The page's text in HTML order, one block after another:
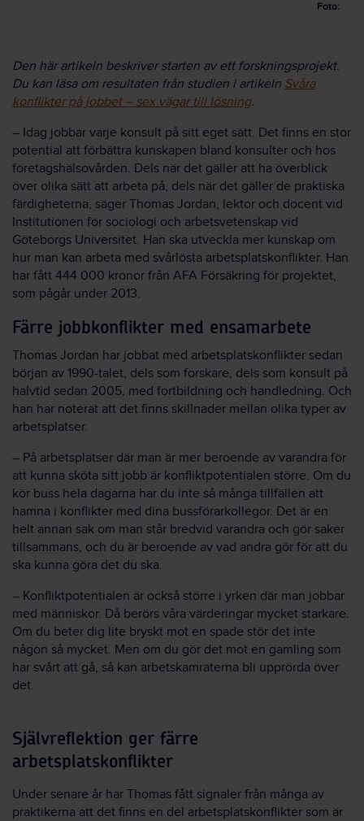
Foto:
Den här artikeln beskriver starten av ett forskningsprojekt.
Du kan läsa om resultaten från studien i artikeln Svåra
konflikter på jobbet – sex vägar till lösning.
– Idag jobbar varje konsult på sitt eget sätt. Det finns en stor
potential att förbättra kunskapen bland konsulter och hos
företagshälsovården. Dels när det gäller att ha överblick
över olika sätt att arbeta på, dels när det gäller de praktiska
färdigheterna, säger Thomas Jordan, lektor och docent vid
Institutionen för sociologi och arbetsvetenskap vid
Göteborgs Universitet. Han ska utveckla mer kunskap om
hur man kan arbeta med svårlösta arbetsplatskonflikter. Han
har fått 444 000 kronor från AFA Försäkring för projektet,
som pågår under 2013.
Färre jobbkonflikter med ensamarbete
Thomas Jordan har jobbat med arbetsplatskonflikter sedan
början av 1990-talet, dels som forskare, dels som konsult på
halvtid sedan 2005, med fortbildning och handledning. Och
han har noterat att det finns skillnader mellan olika typer av
arbetsplatser.
– På arbetsplatser där man är mer beroende av varandra för
att kunna sköta sitt jobb är konfliktpotentialen större. Om du
kör buss hela dagarna har du inte så många tillfällen att
hamna i konflikter med dina bussförarkollegor. Det är en
helt annan sak om man står bredvid varandra och gör saker
tillsammans, och du är beroende av vad andra gör för att du
ska kunna göra det du ska.
– Konfliktpotentialen är också större i yrken där man jobbar
med människor. Då berörs våra värderingar mycket starkare.
Om du beter dig lite bryskt mot en spade stör det inte
någon så mycket. Men om du gör det mot en gamling som
har svårt att gå, så kan arbetskamraterna bli upprörda över
det.
Självreflektion ger färre
arbetsplatskonflikter
Under senare år har Thomas fått signaler från många av
praktikerna att det finns en del arbetsplatskonflikter som är